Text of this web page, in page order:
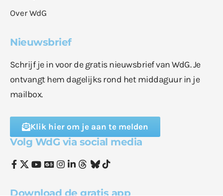
Over WdG
Nieuwsbrief
Schrijf je in voor de gratis nieuwsbrief van WdG. Je
ontvangt hem dagelijks rond het middaguur in je
mailbox.
Klik hier om je aan te melden
Volg WdG via social media
Download de gratis app